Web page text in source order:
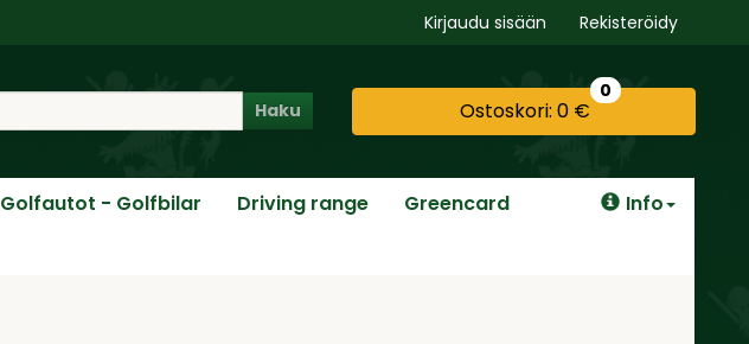
Kirjaudu sisään Rekisteröidy
Haku Ostoskori: 0 €
0
Golfautot - Golfbilar Driving range
Greencard
Info